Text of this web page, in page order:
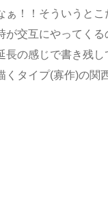
ぁ！！そういうとこ
が交互にやってくる
長の感じで書き残し
くタイプ(寡作)の関